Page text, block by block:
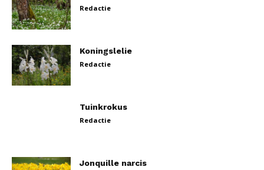
Redactie
Koningslelie
Redactie
Tuinkrokus
Redactie
Jonquille narcis